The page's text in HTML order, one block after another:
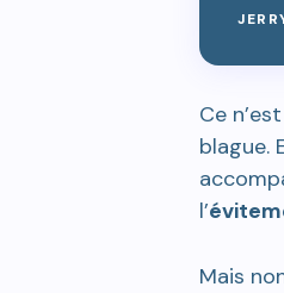
Ce
blague.
Mais